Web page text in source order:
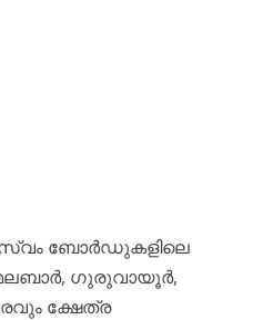
ബോർഡുകളിലെ
മലബാർ, ഗുരുവായൂർ,
ക്ഷേത്ര